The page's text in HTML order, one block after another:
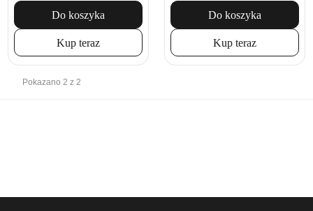
Do koszyka
Kup teraz
Do koszyka
Kup teraz
Pokazano 2 z 2